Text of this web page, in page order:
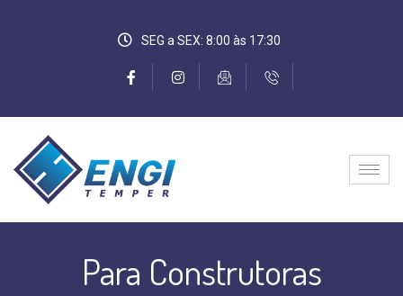
SEG a SEX: 8:00 às 17:30
Para Construtoras